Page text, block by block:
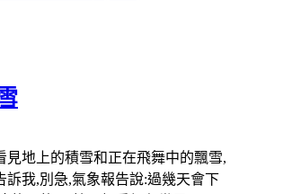
見地上的積雪和正在飛舞中的飄雪,
訴我,別急,氣象報告說:過幾天會下